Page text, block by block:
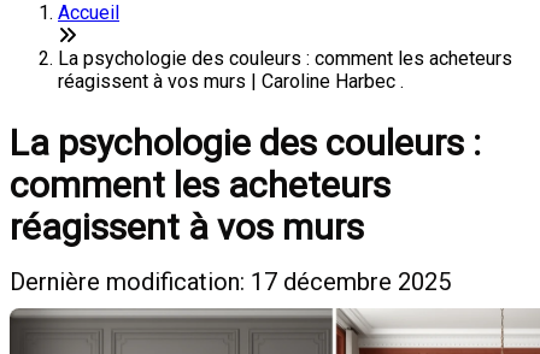
Accueil
La psychologie des couleurs : comment les acheteurs
réagissent à vos murs | Caroline Harbec .
La psychologie des couleurs :
comment les acheteurs
réagissent à vos murs
Dernière modification: 17 décembre 2025